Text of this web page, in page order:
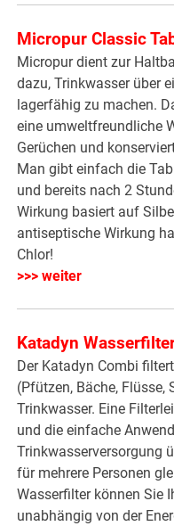
Micropur Classic
Micropur dient zur
dazu, Trinkwasser über
lagerfähig zu machen.
eine umweltfreundliche
Gerüchen und
Man gibt einfach die
und bereits nach 2
Wirkung basiert auf
antiseptische Wirkung
Chlor!
>>> weiter
Katadyn
Der Katadyn Combi
(Pfützen, Bäche, Flüsse,
Trinkwasser. Eine
und die einfache
Trinkwasserversorgung
für mehrere Personen
Wasserfilter können Sie
unabhängig von der